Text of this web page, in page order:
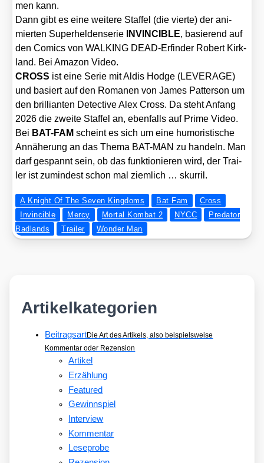
men kann.
Dann gibt es eine wei­te­re Staf­fel (die vier­te) der ani­
mier­ten Super­hel­den­se­rie
INVINCIBLE, basie­rend auf
den Comics von WALKING DEAD-Erfin­der Robert Kirk­
land. Bei Ama­zon Video.
CROSS ist eine Serie mit Aldis Hodge (LEVERAGE)
und basiert auf den Roma­nen von James Pat­ter­son um
den bril­li­an­ten Detec­ti­ve Alex Cross. Da steht Anfang
2026 die zwei­te Staf­fel an, eben­falls auf Prime Video.
Bei BAT-FAM scheint es sich um eine humo­ris­ti­sche
Annä­he­rung an das The­ma BAT-MAN zu han­deln. Man
darf gespannt sein, ob das funk­tio­nie­ren wird, der Trai­
ler ist zumin­dest schon mal ziem­lich … skur­ril.
A Knight Of The Seven Kingdoms Bat Fam
Cross
Invincible
Mercy Mortal Kombat 2 NYCC
Predator
Badlands
Trailer Wonder Man
Artikelkategorien
BeitragsartDie Art des Artikels, also beispielsweise
Kommentar oder Rezension
Artikel
Erzählung
Featured
Gewinnspiel
Interview
Kommentar
Leseprobe